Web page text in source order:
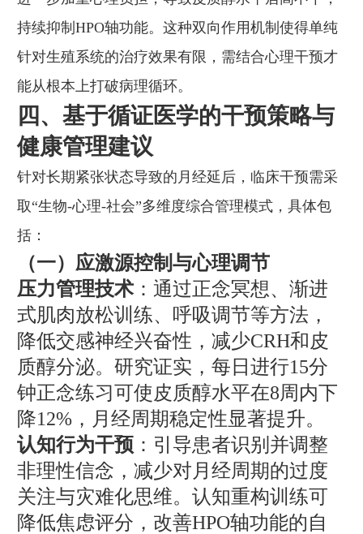
持续抑制HPO轴功能。这种双向作用机制使得单纯
针对生殖系统的治疗效果有限，需结合心理干预才
能从根本上打破病理循环。
四、基于循证医学的干预策略与
健康管理建议
针对长期紧张状态导致的月经延后，临床干预需采
取“生物-心理-社会”多维度综合管理模式，具体包
括：
（一）应激源控制与心理调节
压力管理技术：通过正念冥想、渐进
式肌肉放松训练、呼吸调节等方法，
降低交感神经兴奋性，减少CRH和皮
质醇分泌。研究证实，每日进行15分
钟正念练习可使皮质醇水平在8周内下
降12%，月经周期稳定性显著提升。
认知行为干预 ：引导患者识别并调整
非理性信念，减少对月经周期的过度
关注与灾难化思维。认知重构训练可
降低焦虑评分，改善HPO轴功能的自